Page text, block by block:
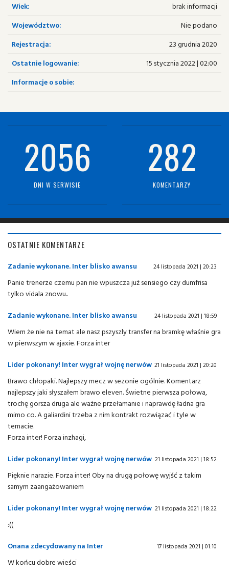
Wiek:
brak informacji
Województwo:
Nie podano
Rejestracja:
23 grudnia 2020
Ostatnie logowanie:
15 stycznia 2022 | 02:00
Informacje o sobie:
2056
DNI W SERWISIE
282
KOMENTARZY
OSTATNIE KOMENTARZE
Zadanie wykonane. Inter blisko awansu 24 listopada 2021 | 20:23
Panie trenerze czemu pan nie wpuszcza już sensiego czy dumfrisa
tylko vidala znowu..
Zadanie wykonane. Inter blisko awansu
24 listopada 2021 | 18:59
Wiem że nie na temat ale nasz pszyszly transfer na bramkę właśnie gra
w pierwszym w ajaxie. Forza inter
Lider pokonany! Inter wygrał wojnę nerwów 21 listopada 2021 | 20:20
Brawo chłopaki. Najlepszy mecz w sezonie ogólnie. Komentarz
najlepszy jaki słyszałem brawo eleven. Świetne pierwsza połowa,
trochę gorsza druga ale ważne przełamanie i naprawdę ładna gra
mimo co. A galiardini trzeba z nim kontrakt rozwiązać i tyle w
temacie.
Forza inter! Forza inzhagi,
Lider pokonany! Inter wygrał wojnę nerwów 21 listopada 2021 | 18:52
Pięknie narazie. Forza inter! Oby na drugą połowę wyjść z takim
samym zaangażowaniem
Lider pokonany! Inter wygrał wojnę nerwów 21 listopada 2021 | 18:22
:((
Onana zdecydowany na Inter
17 listopada 2021 | 01:10
W końcu dobre wieści